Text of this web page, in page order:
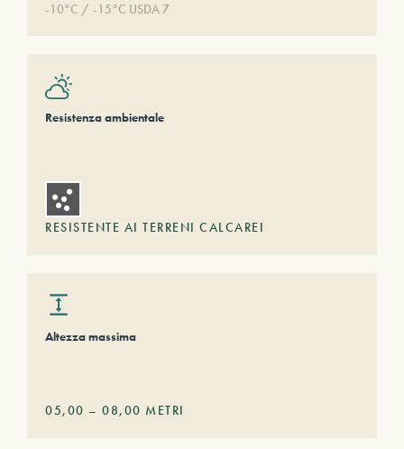
-10°C / -15°C USDA 7
Resistenza ambientale
RESISTENTE AI TERRENI CALCAREI
Altezza massima
05,00 – 08,00 METRI